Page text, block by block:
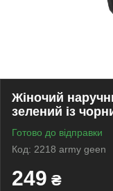
Жіночий
зелений із
Готово до відправки
Код: 2218 army geen
249 ₴